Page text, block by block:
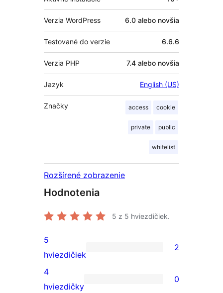
Verzia WordPress 6.0 alebo novšia
Testované do verzie 6.6.6
Verzia PHP 7.4 alebo novšia
Jazyk English (US)
Značky access cookie
private public
whitelist
Rozšírené zobrazenie
Hodnotenia
5 z 5 hviezdičiek.
2
recenzie
s
5
hviezdičiek
2
0
4
hviezdičky
0